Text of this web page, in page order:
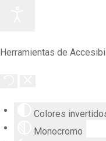
Herramientas de
Colores
Monocromo